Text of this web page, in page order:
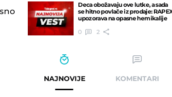
Deca obožavaju ove lutke, a sada
se hitno povlače iz prodaje:
upozorava na opasne hemikalije
0
2
NAJNOVIJE KOMENTARI